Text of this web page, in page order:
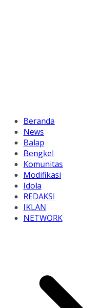
Beranda
News
Balap
Bengkel
Komunitas
Modifikasi
Idola
REDAKSI
IKLAN
NETWORK